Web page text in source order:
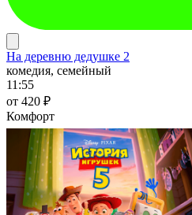
На деревню дедушке 2
комедия, семейный
11:55
от 420 ₽
Комфорт